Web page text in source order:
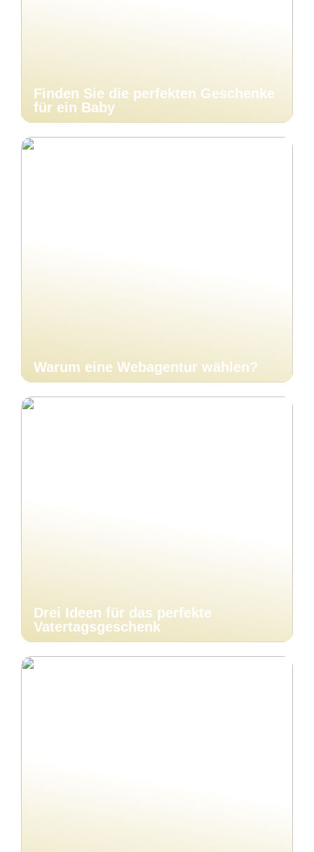
Finden Sie die perfekten Geschenke
für ein Baby
Warum eine Webagentur wählen?
Drei Ideen für das perfekte
Vatertagsgeschenk